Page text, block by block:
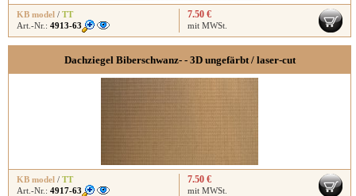
KB model / TT
Art.-Nr.: 4913-63
7.50 €
mit MWSt.
Dachziegel Biberschwanz- - 3D ungefärbt / laser-cut
KB model / TT
Art.-Nr.: 4917-63
7.50 €
mit MWSt.